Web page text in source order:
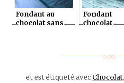
Fondant au
chocolat sans
Fondant
chocolat-
et est étiqueté avec Chocolat,